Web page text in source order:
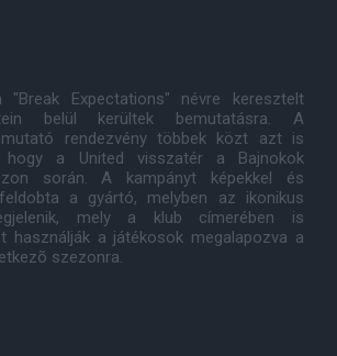
Expectations" névre keresztelt
belül kerültek bemutatásra. A
rendezvény többek közt azt is
hogy a United visszatér a Bajnokok
során. A kampányt képekkel és
a gyártó, melyben az ikonikus
mely a klub címerében is
használják a játékosok megalapozva a
szezonra.